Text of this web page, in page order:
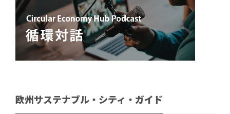
欧州サステナブル・シティ・ガイド